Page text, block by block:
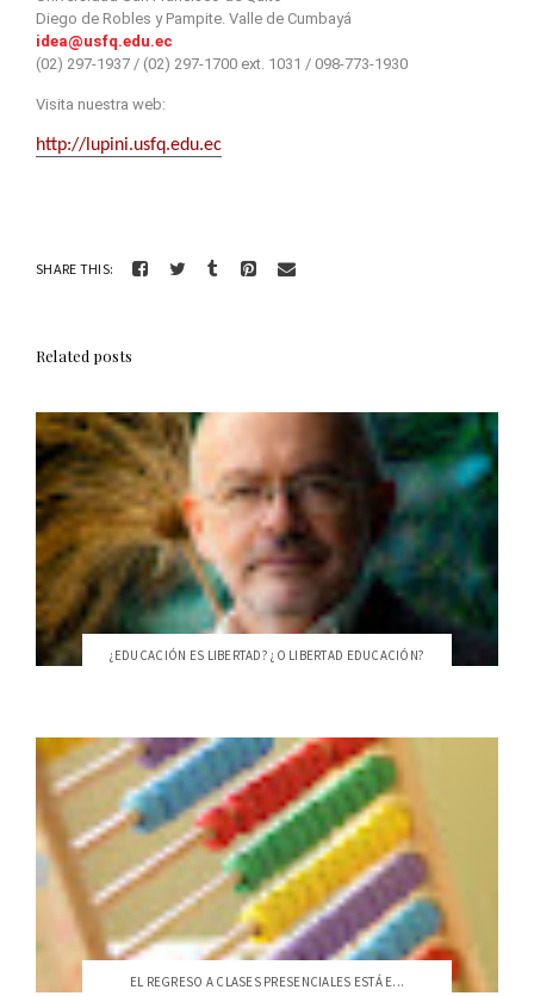
Diego de Robles y Pampite. Valle de Cumbayá
idea@usfq.edu.ec
(02) 297-1937 / (02) 297-1700 ext. 1031 / 098-773-1930
Visita nuestra web:
http://lupini.usfq.edu.ec
SHARE THIS:
Related posts
¿EDUCACIÓN ES LIBERTAD? ¿O LIBERTAD EDUCACIÓN?
EL REGRESO A CLASES PRESENCIALES ESTÁ E...